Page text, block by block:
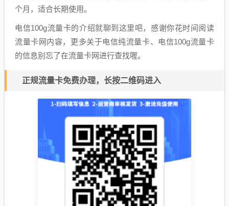
个月，适合长期使用。
电信100g流量卡的介绍就聊到这里吧，感谢你花时间阅读
流量卡网内容，更多关于电信纯流量卡、电信100g流量卡
的信息别忘了在流量卡网进行查找喔。
正规流量卡免费办理，长按二维码进入